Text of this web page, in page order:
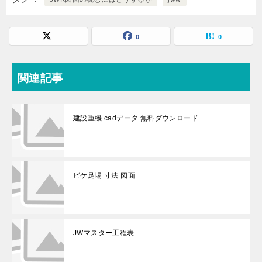
0 0
関連記事
建設重機 cadデータ 無料ダウンロード
ビケ足場 寸法 図面
JWマスター工程表